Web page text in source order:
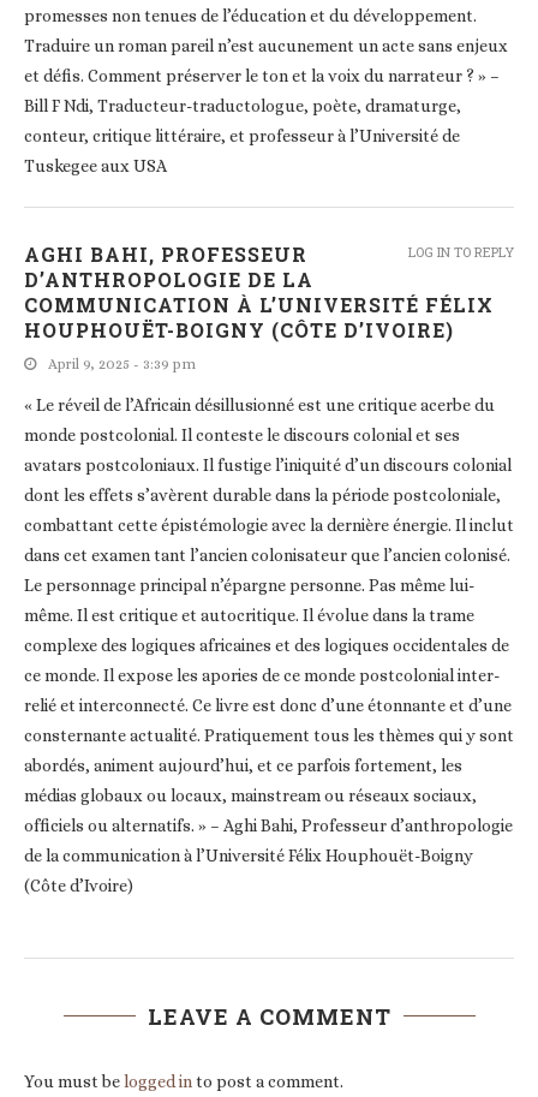
promesses non tenues de l’éducation et du développement.
Traduire un roman pareil n’est aucunement un acte sans enjeux
et défis. Comment préserver le ton et la voix du narrateur ? » –
Bill F Ndi, Traducteur-traductologue, poète, dramaturge,
conteur, critique littéraire, et professeur à l’Université de
Tuskegee aux USA
AGHI BAHI, PROFESSEUR
D’ANTHROPOLOGIE DE LA
COMMUNICATION À L’UNIVERSITÉ FÉLIX
HOUPHOUËT-BOIGNY (CÔTE D’IVOIRE)
April 9, 2025 - 3:39 pm
« Le réveil de l’Africain désillusionné est une critique acerbe du
monde postcolonial. Il conteste le discours colonial et ses
avatars postcoloniaux. Il fustige l’iniquité d’un discours colonial
dont les effets s’avèrent durable dans la période postcoloniale,
combattant cette épistémologie avec la dernière énergie. Il inclut
dans cet examen tant l’ancien colonisateur que l’ancien colonisé.
Le personnage principal n’épargne personne. Pas même lui-
même. Il est critique et autocritique. Il évolue dans la trame
complexe des logiques africaines et des logiques occidentales de
ce monde. Il expose les apories de ce monde postcolonial inter-
relié et interconnecté. Ce livre est donc d’une étonnante et d’une
consternante actualité. Pratiquement tous les thèmes qui y sont
abordés, animent aujourd’hui, et ce parfois fortement, les
médias globaux ou locaux, mainstream ou réseaux sociaux,
officiels ou alternatifs. » – Aghi Bahi, Professeur d’anthropologie
de la communication à l’Université Félix Houphouët-Boigny
(Côte d’Ivoire)
LOG IN TO REPLY
LEAVE A COMMENT
You must belogged into post a comment.